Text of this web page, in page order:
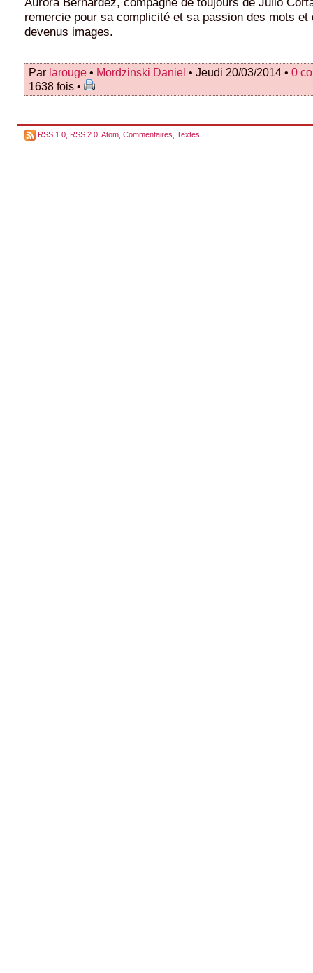
remercie pour sa complicité et sa passion des mots et
devenus images.
Par larouge • Mordzinski Daniel • Jeudi 20/03/2014 • 0
1638 fois •
RSS 1.0 RSS 2.0 Atom Commentaires Textes